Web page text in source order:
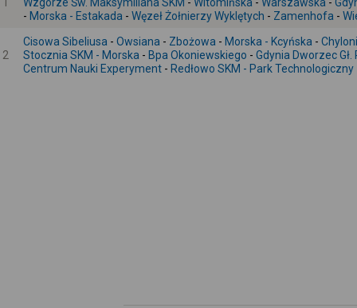
- Morska - Estakada - Węzeł Żołnierzy Wyklętych - Zamenhofa -
2
Cisowa Sibeliusa - Owsiana - Zbożowa - Morska - Kcyńska -
Stocznia SKM - Morska - Bpa Okoniewskiego - Gdynia Dworzec Gł.
Centrum Nauki Experyment - Redłowo SKM - Park Technologiczny